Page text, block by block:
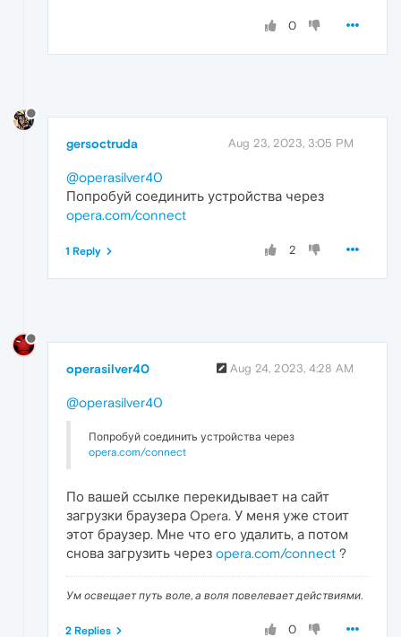
0
gersoctruda Aug 23, 2023, 3:05 PM
@operasilver40
Попробуй соединить устройства через
opera.com/connect
2
1 Reply
operasilver40 Aug 24, 2023, 4:28 AM
@operasilver40
Попробуй соединить устройства через
opera.com/connect
По вашей ссылке перекидывает на сайт
загрузки браузера Opera. У меня уже стоит
этот браузер. Мне что его удалить, а потом
снова загрузить через opera.com/connect ?
Ум освещает путь воле, а воля повелевает действиями.
0
2 Replies